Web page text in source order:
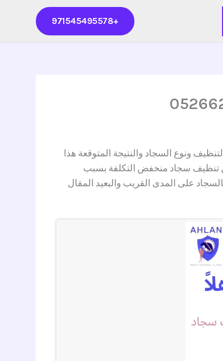
+971545495578
ونوع السجاد والنتيجة المتوقعة هذا
تنظيف سجاد منخفض التكلفة بسبب
على المدى القريب والبعيد المقال